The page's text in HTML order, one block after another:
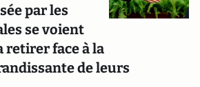
par les
se voient
retirer face à la
de leurs